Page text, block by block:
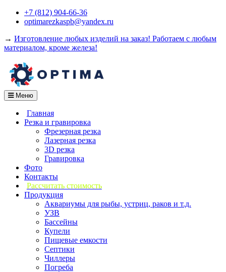
Перейти+7 (812) 904-66-36
optimarezkaspb@yandex.ru
→ Изготовление любых изделий на заказ! Работаем с любым
материалом, кроме железа!
Меню
Главная
Резка и гравировка
Фрезерная резка
Лазерная резка
3D резка
Гравировка
Фото
Контакты
Рассчитать стоимость
Продукция
Аквариумы для рыбы, устриц, раков и т.д.
УЗВ
Бассейны
Купели
Пищевые емкости
Септики
Чиллеры
Погреба